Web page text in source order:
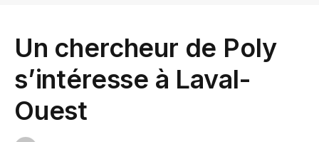
Un chercheur de Poly
s’intéresse à Laval-
Ouest